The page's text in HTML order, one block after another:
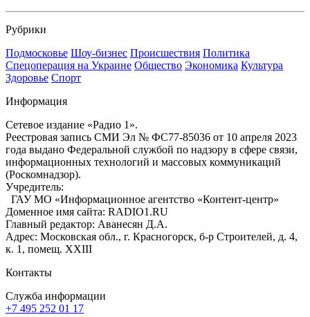
Рубрики
Подмосковье Шоу-бизнес Происшествия Политика
Спецоперация на Украине Общество Экономика Культура
Здоровье Спорт
Информация
Сетевое издание «Радио 1».
Реестровая запись СМИ Эл № ФС77-85036 от 10 апреля 2023
года выдано Федеральной службой по надзору в сфере связи,
информационных технологий и массовых коммуникаций
(Роскомнадзор).
Учредитель:
ГАУ МО «Информационное агентство «Контент-центр»
Доменное имя сайта: RADIO1.RU
Главный редактор: Аванесян Д.А.
Адрес: Московская обл., г. Красногорск, б-р Строителей, д. 4,
к. 1, помещ. XXIII
Контакты
Служба информации
+7 495 252 01 17